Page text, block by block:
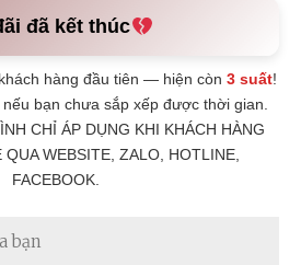
đã kết thúc
hàng đầu tiên — hiện còn3 suất!
bạn chưa sắp xếp được thời gian.
CHỈ ÁP DỤNG KHI KHÁCH HÀNG
WEBSITE, ZALO, HOTLINE,
FACEBOOK.